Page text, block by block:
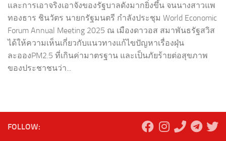
และการเอาจริงเอาจังของรัฐบาลดังมากยิ่งขึ้น จนนางสาวแพ
ทองธาร ชินวัตร นายกรัฐมนตรี กำลังประชุม World Economic
Forum Annual Meeting 2025 ณ เมืองดาวอส สมาพันธรัฐสวิส
ได้ให้ความเห็นเกี่ยวกับแนวทางแก้ไขปัญหาเรื่องฝุ่น
ละอองPM2.5 ที่เกินค่ามาตรฐาน และเป็นภัยร้ายต่อสุขภาพ
ของประชาชนว่า...
FOLLOW: